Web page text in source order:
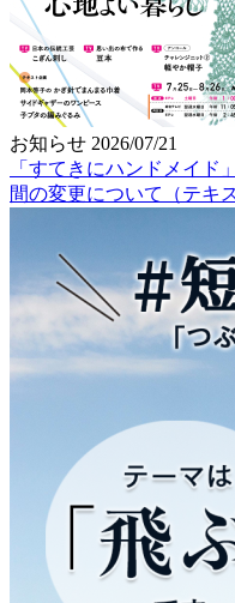
お知らせ 2026/07/21
「すてきにハンドメイド
間の変更について（テキ